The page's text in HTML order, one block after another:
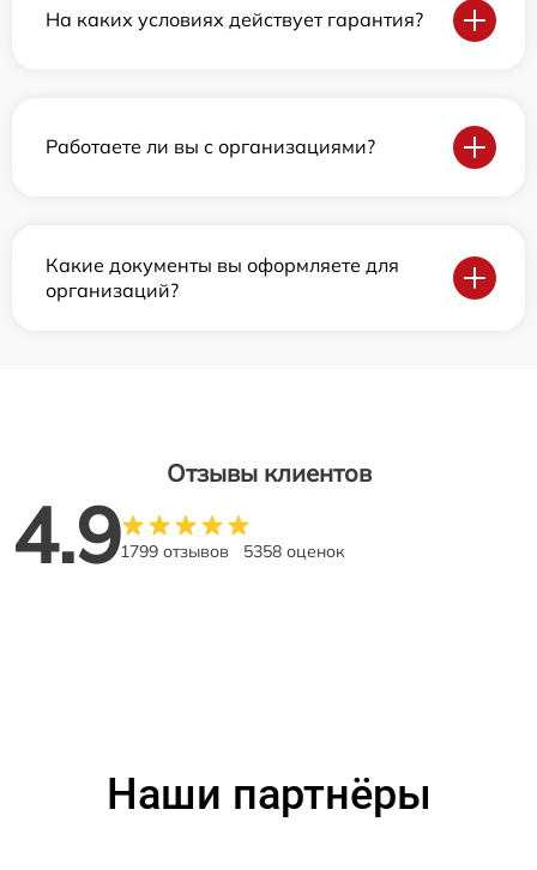
На каких условиях действует гарантия?
Работаете ли вы с организациями?
Какие документы вы оформляете для
организаций?
Отзывы клиентов
4.91799 отзывов 5358 оценок
Наши партнёры